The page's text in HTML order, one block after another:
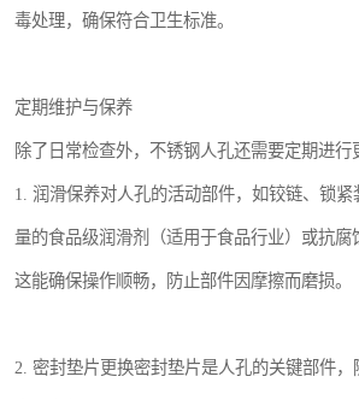
毒处理，确保符合卫生标准。
定期维护与保养
除了日常检查外，不锈钢人孔还需要定期进行
1. 润滑保养对人孔的活动部件，如铰链、锁
量的食品级润滑剂（适用于食品行业）或抗腐
这能确保操作顺畅，防止部件因摩擦而磨损。
2. 密封垫片更换密封垫片是人孔的关键部件